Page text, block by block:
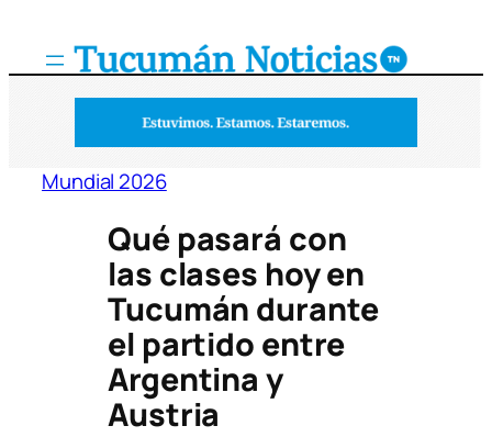
Mundial 2026
Qué pasará con
las clases hoy en
Tucumán durante
el partido entre
Argentina y
Austria